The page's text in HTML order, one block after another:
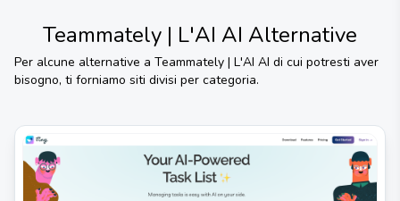
Teammately | L'AI AI Alternative
Per alcune alternative a Teammately | L'AI AI di cui potresti aver
bisogno, ti forniamo siti divisi per categoria.